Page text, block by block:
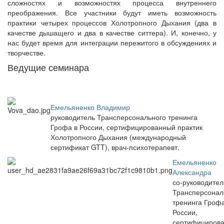
сложностях и возможностях процесса внутреннего
преображения. Все участники будут иметь возможность
практики четырех процессов Холотропного Дыхания (два в
качестве дышащего и два в качестве ситтера). И, конечно, у
нас будет время для интеграции пережитого в обсуждениях и
творчестве.
Ведущие семинара
Емельяненко Владимир
руководитель Трансперсонального тренинга
Грофа в России, сертифицированный практик
Холотропного Дыхания (международный
сертификат GTT), врач-психотерапевт.
Емельяненко
Александра
со-
тренинга
России,